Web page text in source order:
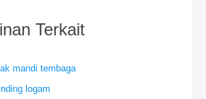
Terkait
mandi tembaga
logam